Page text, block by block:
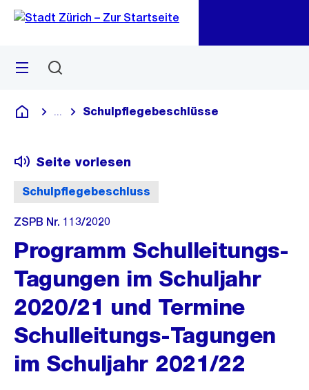
Navigation
Sprunglink
Menü
Deutsch
Blende alle Breadcrumbs ein
Schulpflegebeschlüsse
Schulpflegebeschluss
Seite vorlesen
ZSPB Nr. 113/2020
Programm Schulleitungs-
Tagungen im Schuljahr
2020/21 und Termine
Schulleitungs-Tagungen
im Schuljahr 2021/22